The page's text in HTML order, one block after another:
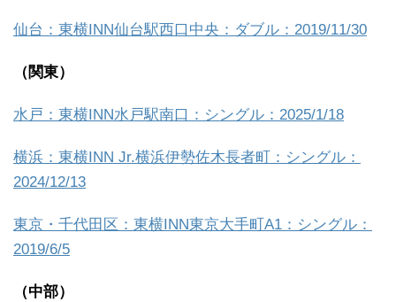
仙台：東横INN仙台駅西口中央：ダブル：2019/11/30
（関東）
水戸：東横INN水戸駅南口：シングル：2025/1/18
横浜：東横INN Jr.横浜伊勢佐木長者町：シングル：
2024/12/13
東京・千代田区：東横INN東京大手町A1：シングル：
2019/6/5
（中部）